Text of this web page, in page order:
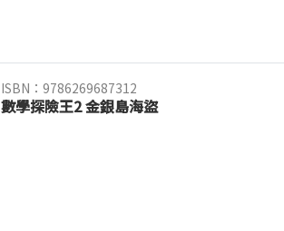
ISBN：9786269687312
數學探險王2 金銀島海盜